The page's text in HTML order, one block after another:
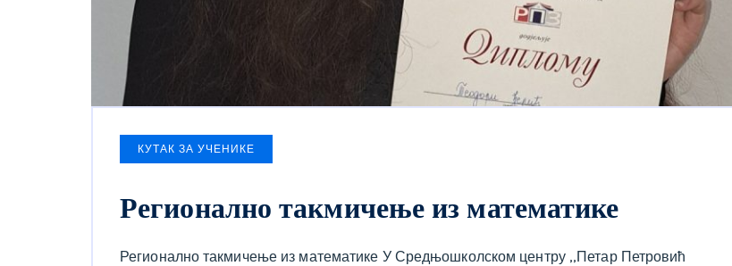
КУТАК ЗА УЧЕНИКЕ
Регионално такмичење из математике
Регионално такмичење из математике У Средњошколском центру ,,Петар Петровић